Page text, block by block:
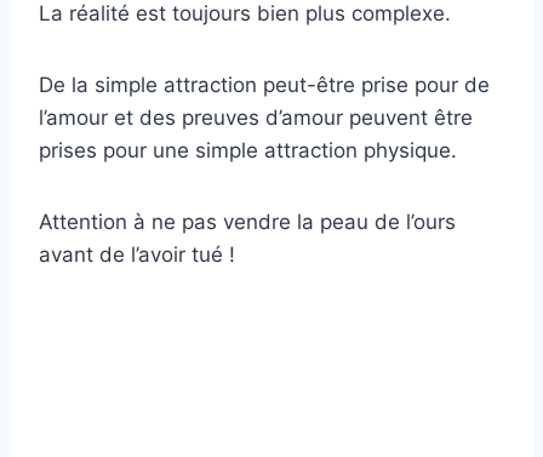
La réalité est toujours bien plus complexe.
De la simple attraction peut-être prise pour de
l’amour et des preuves d’amour peuvent être
prises pour une simple attraction physique.
Attention à ne pas vendre la peau de l’ours
avant de l’avoir tué !